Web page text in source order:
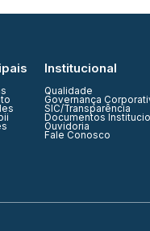
Institucional
Qualidade
Governança
SIC/Transparência
Documentos
Ouvidoria
Fale Conosco